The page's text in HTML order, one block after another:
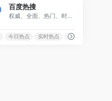
百度热搜
权威、全面、热门、时效的各类关键词排行榜
今日热点 实时热点 排行榜